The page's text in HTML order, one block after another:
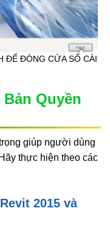
ĐỂ ĐÓNG CỬA SỔ CÀI
Quyền
giúp người dùng
thực hiện theo các
2015 và